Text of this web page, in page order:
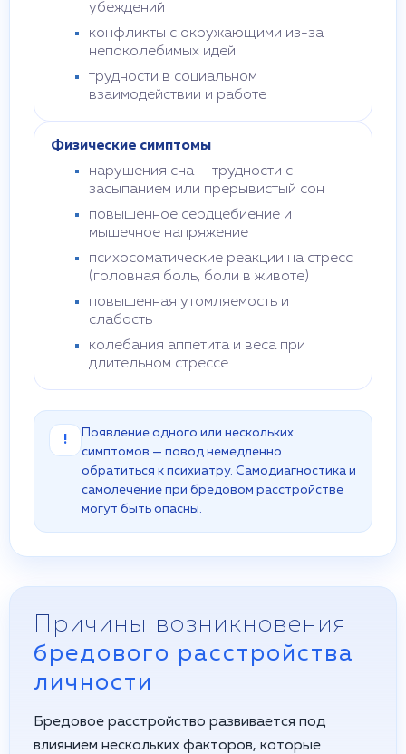
убеждений
конфликты с окружающими из-за
непоколебимых идей
трудности в социальном
взаимодействии и работе
Физические симптомы
нарушения сна — трудности с
засыпанием или прерывистый сон
повышенное сердцебиение и
мышечное напряжение
психосоматические реакции на стресс
(головная боль, боли в животе)
повышенная утомляемость и
слабость
колебания аппетита и веса при
длительном стрессе
!
Появление одного или нескольких
симптомов — повод немедленно
обратиться к психиатру. Самодиагностика и
самолечение при бредовом расстройстве
могут быть опасны.
Причины возникновения
бредового расстройства
личности
Бредовое расстройство развивается под
влиянием нескольких факторов, которые